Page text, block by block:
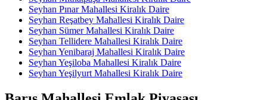
Seyhan Pınar Mahallesi Kiralık Daire
Seyhan Reşatbey Mahallesi Kiralık Daire
Seyhan Sümer Mahallesi Kiralık Daire
Seyhan Tellidere Mahallesi Kiralık Daire
Seyhan Yenibaraj Mahallesi Kiralık Daire
Seyhan Yeşiloba Mahallesi Kiralık Daire
Seyhan Yeşilyurt Mahallesi Kiralık Daire